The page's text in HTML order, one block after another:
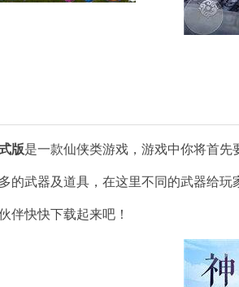
版是一款仙侠类游戏，游戏中你将首
的武器及道具，在这里不同的武器给
伴快快下载起来吧！